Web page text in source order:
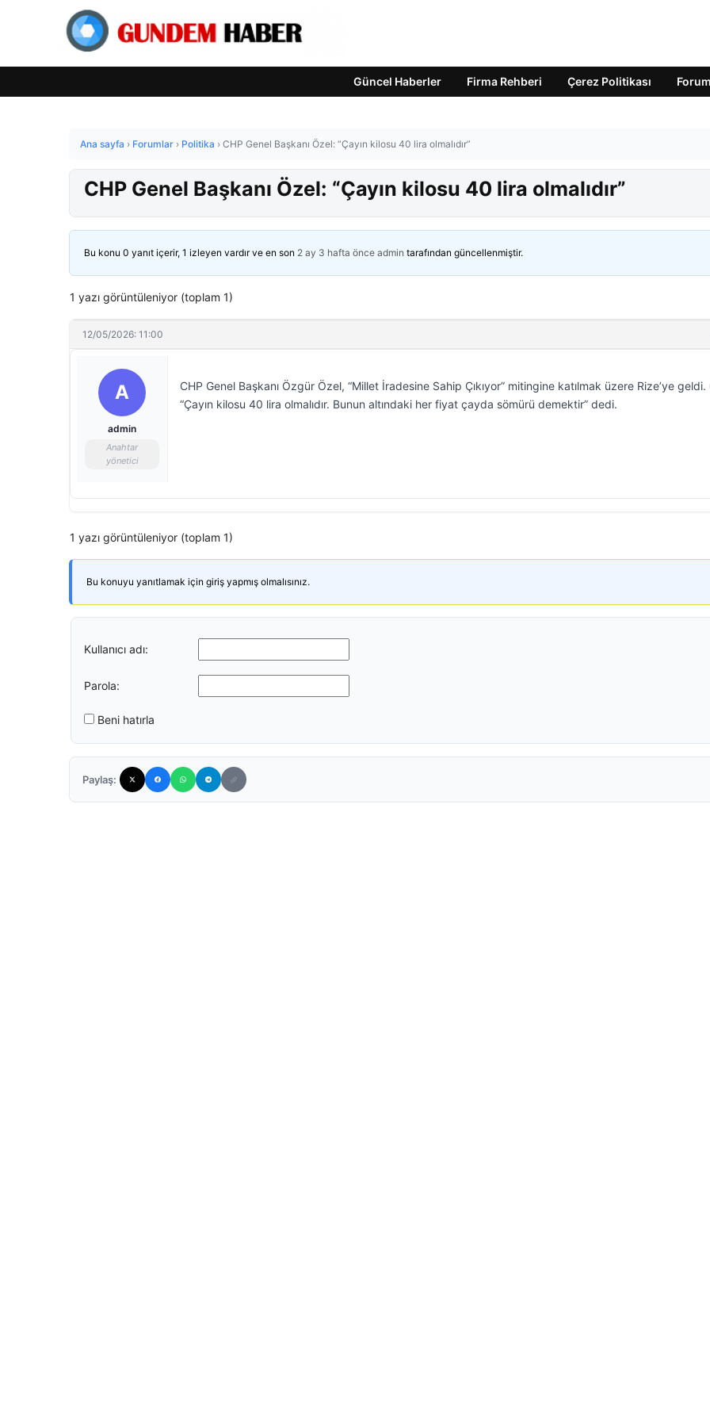
Güncel Haberler Firma Rehberi Çerez Politikası Forum
Ana sayfa › Forumlar › Politika › CHP Genel Başkanı Özel: “Çayın kilosu 40 lira olmalıdır”
CHP Genel Başkanı Özel: “Çayın kilosu 40 lira olmalıdır”
Bu konu 0 yanıt içerir, 1 izleyen vardır ve en son 2 ay 3 hafta önce admin tarafından güncellenmiştir.
1 yazı görüntüleniyor (toplam 1)
12/05/2026: 11:00
A
admin
Anahtar
yönetici
CHP Genel Başkanı Özgür Özel, “Millet İradesine Sahip Çıkıyor” mitingine katılmak üzere Rize’ye geldi.
“Çayın kilosu 40 lira olmalıdır. Bunun altındaki her fiyat çayda sömürü demektir” dedi.
1 yazı görüntüleniyor (toplam 1)
Bu konuyu yanıtlamak için giriş yapmış olmalısınız.
Kullanıcı adı:
Parola:
Beni hatırla
Paylaş: